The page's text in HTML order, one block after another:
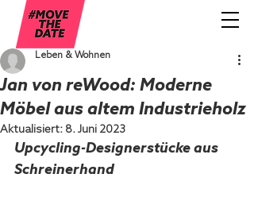
Jan von reWood: Moderne
Möbel aus altem Industrieholz
Leben & Wohnen
Aktualisiert: 8. Juni 2023
Upcycling-Designerstücke aus
Schreinerhand